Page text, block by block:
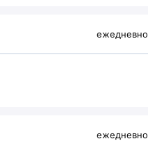
ежедневно
ежедневно